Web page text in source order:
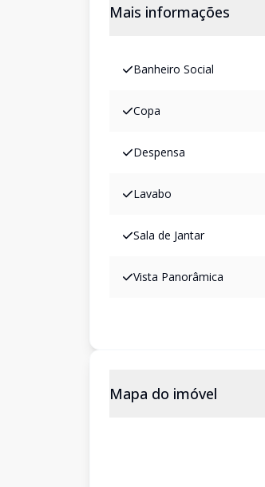
Mais informações
Banheiro Social
Copa
Despensa
Lavabo
Sala de Jantar
Vista Panorâmica
Mapa do imóvel